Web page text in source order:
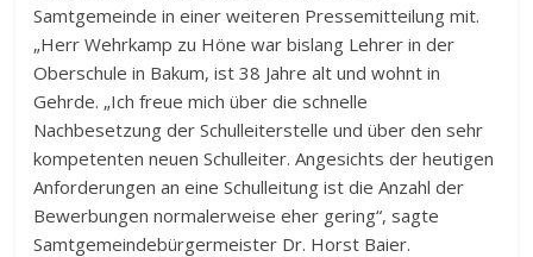
Samtgemeinde in einer weiteren Pressemitteilung mit.
„Herr Wehrkamp zu Höne war bislang Lehrer in der
Oberschule in Bakum, ist 38 Jahre alt und wohnt in
Gehrde. „Ich freue mich über die schnelle
Nachbesetzung der Schulleiterstelle und über den sehr
kompetenten neuen Schulleiter. Angesichts der heutigen
Anforderungen an eine Schulleitung ist die Anzahl der
Bewerbungen normalerweise eher gering“, sagte
Samtgemeindebürgermeister Dr. Horst Baier.